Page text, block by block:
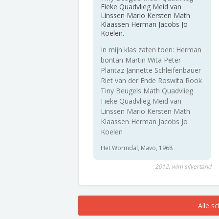
Fieke Quadvlieg Meid van
Linssen Mario Kersten Math
Klaassen Herman Jacobs Jo
Koelen.
In mijn klas zaten toen: Herman
bontan Martin Wita Peter
Plantaz Jannette Schleifenbauer
Riet van der Ende Roswita Rook
Tiny Beugels Math Quadvlieg
Fieke Quadvlieg Meid van
Linssen Mario Kersten Math
Klaassen Herman Jacobs Jo
Koelen
Het Wormdal, Mavo, 1968
2012, wim silvertand
Alle